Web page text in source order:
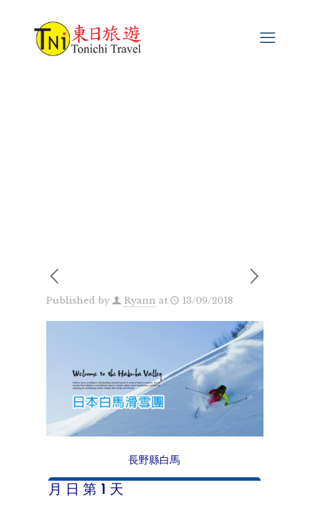
Published by Ryann at 13/09/2018
長野縣白馬
月 日 第 1 天